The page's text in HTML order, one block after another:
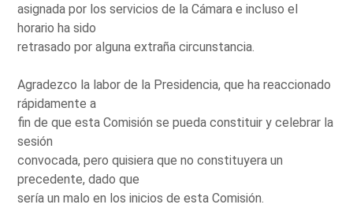
asignada por los servicios de la Cámara e incluso el
horario ha sido
retrasado por alguna extraña circunstancia.
Agradezco la labor de la Presidencia, que ha reaccionado
rápidamente a
fin de que esta Comisión se pueda constituir y celebrar la
sesión
convocada, pero quisiera que no constituyera un
precedente, dado que
sería un malo en los inicios de esta Comisión.